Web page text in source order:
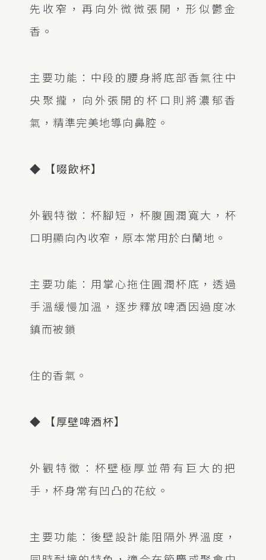
先收窄，再向外微微張開，形似鬱金
香。
主要功能：中段的腰身將底部香氣往中
央聚攏，向外張開的杯口則將濃郁香
氣，精準完美地導向鼻腔。
◆ 【啜飲杯】
外觀特徵：杯腳短，杯腹圓潤寬大，杯
口明顯向內收窄，原本常用於白蘭地。
主要功能：用掌心拖住圓潤杯底，透過
手溫緩慢加溫，逐步釋放啤酒因過度冰
鎮而被鎖
住的香氣。
◆ 【厚壁啤酒杯】
外觀特徵：杯壁極厚並帶有巨大的把
手，杯身常有凹凸的花紋。
主要功能：後壁設計能阻隔外界溫度，